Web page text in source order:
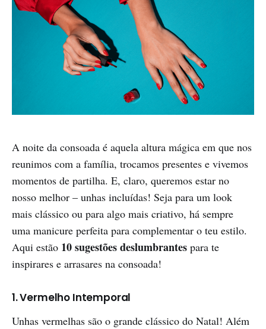
A noite da consoada é aquela altura mágica em que nos
reunimos com a família, trocamos presentes e vivemos
momentos de partilha. E, claro, queremos estar no
nosso melhor – unhas incluídas! Seja para um look
mais clássico ou para algo mais criativo, há sempre
uma manicure perfeita para complementar o teu estilo.
Aqui estão 10 sugestões deslumbrantes para te
inspirares e arrasares na consoada!
1. Vermelho Intemporal
Unhas vermelhas são o grande clássico do Natal! Além